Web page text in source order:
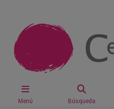
Menú Búsqueda